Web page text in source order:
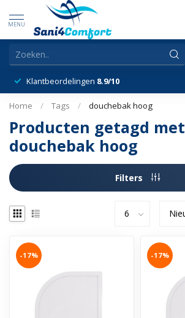
MENU
Klantbeordelingen 8.9/10
Home / Tags / douchebak hoog
Producten getagd met
douchebak hoog
Filters
-17% -17%